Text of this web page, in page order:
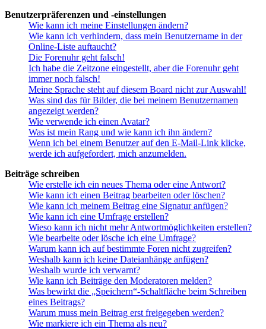
Benutzerpräferenzen und -einstellungen
Wie kann ich meine Einstellungen ändern?
Wie kann ich verhindern, dass mein Benutzername in der
Online-Liste auftaucht?
Die Forenuhr geht falsch!
Ich habe die Zeitzone eingestellt, aber die Forenuhr geht
immer noch falsch!
Meine Sprache steht auf diesem Board nicht zur Auswahl!
Was sind das für Bilder, die bei meinem Benutzernamen
angezeigt werden?
Wie verwende ich einen Avatar?
Was ist mein Rang und wie kann ich ihn ändern?
Wenn ich bei einem Benutzer auf den E-Mail-Link klicke,
werde ich aufgefordert, mich anzumelden.
Beiträge schreiben
Wie erstelle ich ein neues Thema oder eine Antwort?
Wie kann ich einen Beitrag bearbeiten oder löschen?
Wie kann ich meinem Beitrag eine Signatur anfügen?
Wie kann ich eine Umfrage erstellen?
Wieso kann ich nicht mehr Antwortmöglichkeiten erstellen?
Wie bearbeite oder lösche ich eine Umfrage?
Warum kann ich auf bestimmte Foren nicht zugreifen?
Weshalb kann ich keine Dateianhänge anfügen?
Weshalb wurde ich verwarnt?
Wie kann ich Beiträge den Moderatoren melden?
Was bewirkt die „Speichern“-Schaltfläche beim Schreiben
eines Beitrags?
Warum muss mein Beitrag erst freigegeben werden?
Wie markiere ich ein Thema als neu?